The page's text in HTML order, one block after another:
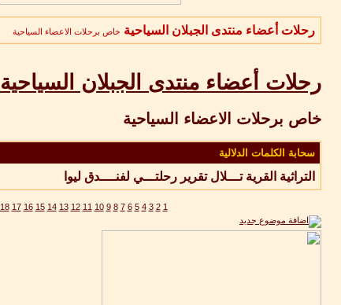
رحلات أعضاء منتدى الجبلان السياحية خاص برحلات الاعضاء السياحية
رحلات أعضاء منتدى الجبلان السياحية
خاص برحلات الاعضاء السياحية
سحابة الكلمات الدلالية
التراثية القرية تـــلال تقرير رحلتـــي لفنــــدق ليوا
1
2
3
4
5
6
7
8
9
10
11
12
13
14
15
16
17
18